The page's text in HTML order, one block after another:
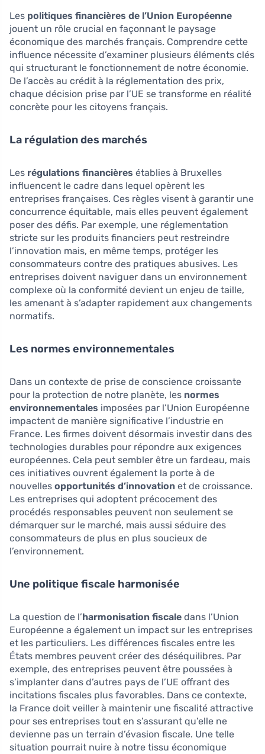
Les politiques financières de l’Union Européenne
jouent un rôle crucial en façonnant le paysage
économique des marchés français. Comprendre cette
influence nécessite d’examiner plusieurs éléments clés
qui structurant le fonctionnement de notre économie.
De l’accès au crédit à la réglementation des prix,
chaque décision prise par l’UE se transforme en réalité
concrète pour les citoyens français.
La régulation des marchés
Les régulations financières établies à Bruxelles
influencent le cadre dans lequel opèrent les
entreprises françaises. Ces règles visent à garantir une
concurrence équitable, mais elles peuvent également
poser des défis. Par exemple, une réglementation
stricte sur les produits financiers peut restreindre
l’innovation mais, en même temps, protéger les
consommateurs contre des pratiques abusives. Les
entreprises doivent naviguer dans un environnement
complexe où la conformité devient un enjeu de taille,
les amenant à s’adapter rapidement aux changements
normatifs.
Les normes environnementales
Dans un contexte de prise de conscience croissante
pour la protection de notre planète, les normes
environnementales imposées par l’Union Européenne
impactent de manière significative l’industrie en
France. Les firmes doivent désormais investir dans des
technologies durables pour répondre aux exigences
européennes. Cela peut sembler être un fardeau, mais
ces initiatives ouvrent également la porte à de
nouvelles opportunités d’innovation et de croissance.
Les entreprises qui adoptent précocement des
procédés responsables peuvent non seulement se
démarquer sur le marché, mais aussi séduire des
consommateurs de plus en plus soucieux de
l’environnement.
Une politique fiscale harmonisée
La question de l’harmonisation fiscale dans l’Union
Européenne a également un impact sur les entreprises
et les particuliers. Les différences fiscales entre les
États membres peuvent créer des déséquilibres. Par
exemple, des entreprises peuvent être poussées à
s’implanter dans d’autres pays de l’UE offrant des
incitations fiscales plus favorables. Dans ce contexte,
la France doit veiller à maintenir une fiscalité attractive
pour ses entreprises tout en s’assurant qu’elle ne
devienne pas un terrain d’évasion fiscale. Une telle
situation pourrait nuire à notre tissu économique